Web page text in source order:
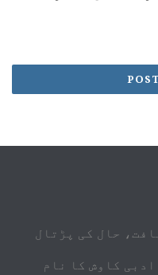
حال کی پڑتال
کاوش کا نام